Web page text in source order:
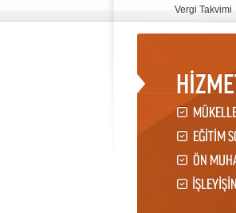
Vergi Takvimi